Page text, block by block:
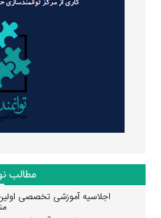
مطالب
اجلاسیه آموزشی تخصصی